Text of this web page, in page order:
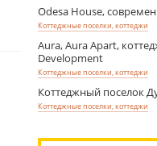
Odesa House,
Коттеджные поселки, коттеджи
Aura, Aura Apart,
Development
Коттеджные поселки, коттеджи
Коттеджный поселок
Коттеджные поселки, коттеджи